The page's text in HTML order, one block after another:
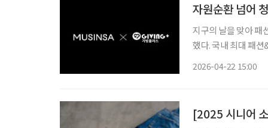
자원순환 넘어
지구의 날을 맞아 패
했다. 국내 최대 패
2026-04-22 15:00
[2025 시니어